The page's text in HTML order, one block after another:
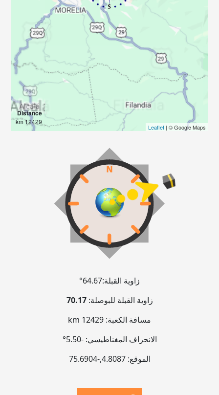
Distance
12429 km
Leaflet| © Google Maps
زاوية القبلة:64.67°
زاوية القبلة للبوصلة:70.17
مسافة الكعبة: 12429 km
الانحراف المغناطيسي:-5.50°
الموقع:4.8087
,
-75.6905